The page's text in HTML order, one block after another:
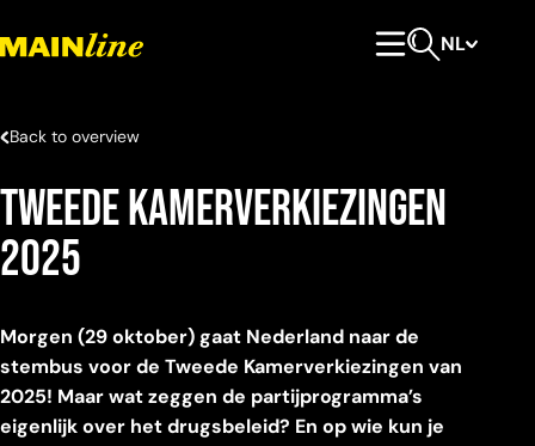
NL
Back to overview
Tweede Kamerverkiezingen
2025
Morgen (29 oktober) gaat Nederland naar de
stembus voor de Tweede Kamerverkiezingen van
2025! Maar wat zeggen de partijprogramma’s
eigenlijk over het drugsbeleid? En op wie kun je